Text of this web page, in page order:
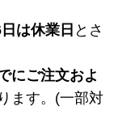
は休業日 とさ
にご注文およ
ます。(一部対